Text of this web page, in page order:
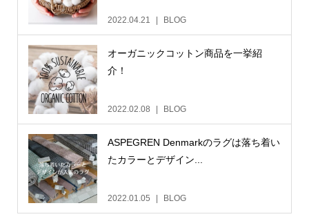
2022.04.21 BLOG
オーガニックコットン商品を一挙紹
介！
2022.02.08 BLOG
ASPEGREN Denmarkのラグは落ち着い
たカラーとデザイン...
2022.01.05 BLOG